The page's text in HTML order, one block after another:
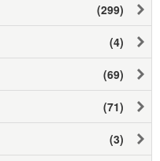
(299)
(4)
(69)
(71)
(3)